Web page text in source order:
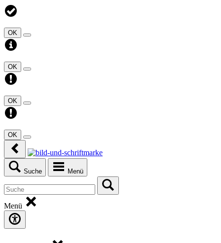
OK
OK
OK
OK
Suche Menü
Menü